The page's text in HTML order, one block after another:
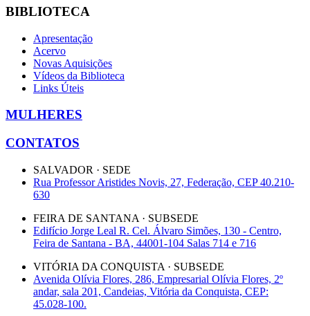
BIBLIOTECA
Apresentação
Acervo
Novas Aquisições
Vídeos da Biblioteca
Links Úteis
MULHERES
CONTATOS
SALVADOR · SEDE
Rua Professor Aristides Novis, 27, Federação, CEP 40.210-
630
FEIRA DE SANTANA · SUBSEDE
Edifício Jorge Leal R. Cel. Álvaro Simões, 130 - Centro,
Feira de Santana - BA, 44001-104 Salas 714 e 716
VITÓRIA DA CONQUISTA · SUBSEDE
Avenida Olívia Flores, 286, Empresarial Olívia Flores, 2º
andar, sala 201, Candeias, Vitória da Conquista, CEP:
45.028-100.